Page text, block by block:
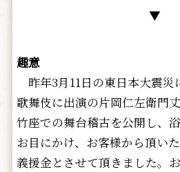
▼
趣意
昨年3月11日の東日本大震災
歌舞伎に出演の片岡仁左衛門
竹座での舞台稽古を公開し、
お目にかけ、お客様から頂い
義援金とさせて頂きました。